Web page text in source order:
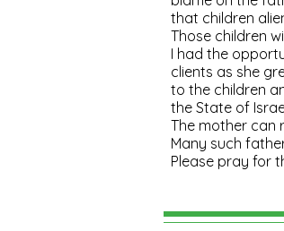
that children
Those children
I had the
clients as she
to the children
the State of
The mother can
Many such
Please pray for